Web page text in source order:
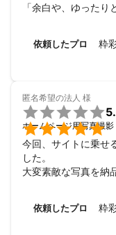
「余白や、ゆった
いっぱいです。
建物の美しさだけで
た。
撮影中も、私たちが
ら、一つひとつの場
が伝わってきました
完成した写真を拝見
たと心から思ってい
また機会があれば、
依頼したプロ 粋
匿名希望の法人 様


ホームページ用写真撮影
今回、サイトに乗せ
した。
大変素敵な写真を納
また機会がありまし
依頼したプロ 粋